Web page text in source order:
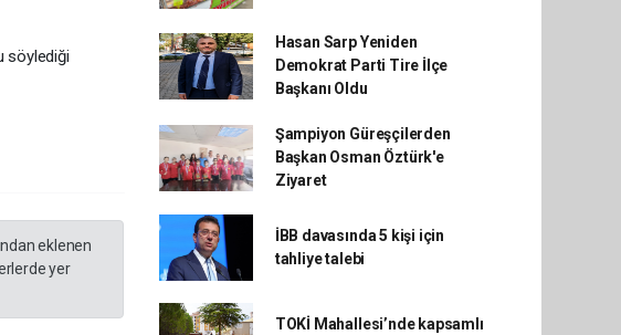
söylediği
eklenen
yer
Hasan Sarp Yeniden
Demokrat Parti Tire İlçe
Başkanı Oldu
Şampiyon Güreşçilerden
Başkan Osman Öztürk'e
Ziyaret
İBB davasında 5 kişi için
tahliye talebi
TOKİ Mahallesi’nde kapsamlı